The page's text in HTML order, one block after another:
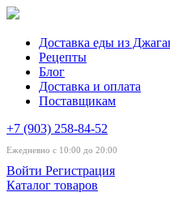
Доставка еды из
Рецепты
Блог
Доставка и оплата
Поставщикам
+7 (903) 258-84-52
Ежедневно с 10:00 до 20:00
Войти Регистрация
Каталог товаров